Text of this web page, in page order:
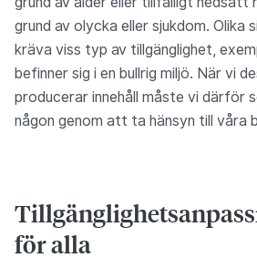
grund av olycka eller sjukdom. Olika
kräva viss typ av tillgänglighet,
befinner sig i en bullrig miljö. När vi
producerar innehåll måste vi därför
någon genom att ta hänsyn till våra
för alla